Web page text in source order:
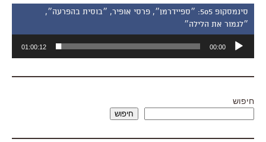
סינמסקופ 505: ״ספיידרמן״, פרסי אופיר, ״בוסית בהפרעה״,
״לגמור את הלילה״
אודיו
00:00
01:00:12
חיפוש
חיפוש